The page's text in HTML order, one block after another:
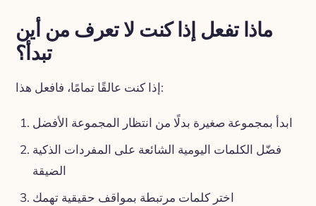
ماذا تفعل إذا كنت لا تعرف من أين
تبدأ؟
إذا كنت عالقًا تمامًا، فافعل هذا:
ابدأ بمجموعة صغيرة بدلًا من انتظار المجموعة الأفضل
فضّل الكلمات اليومية الشائعة على المفردات الذكية
الضيقة
اختر كلمات مرتبطة بمواقف حقيقية تهمك